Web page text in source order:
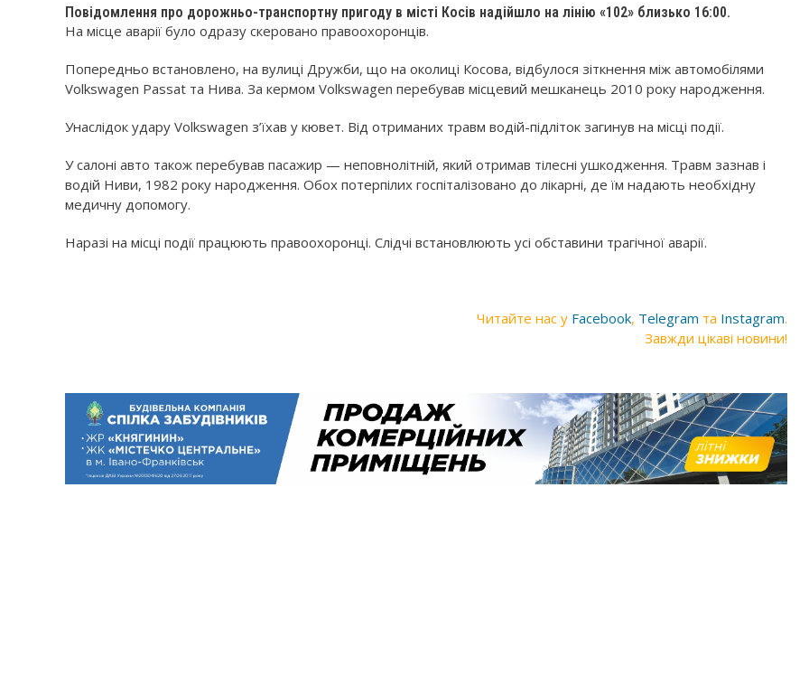
Повідомлення про дорожньо-транспортну пригоду в місті Косів надійшло на лінію «102» близько 16:00.
На місце аварії було одразу скеровано правоохоронців.
Попередньо встановлено, на вулиці Дружби, що на околиці Косова, відбулося зіткнення між автомобілями
Volkswagen Passat та Нива. За кермом Volkswagen перебував місцевий мешканець 2010 року народження.
Унаслідок удару Volkswagen з’їхав у кювет. Від отриманих травм водій-підліток загинув на місці події.
У салоні авто також перебував пасажир — неповнолітній, який отримав тілесні ушкодження. Травм зазнав і
водій Ниви, 1982 року народження. Обох потерпілих госпіталізовано до лікарні, де їм надають необхідну
медичну допомогу.
Наразі на місці події працюють правоохоронці. Слідчі встановлюють усі обставини трагічної аварії.
Читайте нас у Facebook, Telegram та Instagram.
Завжди цікаві новини!